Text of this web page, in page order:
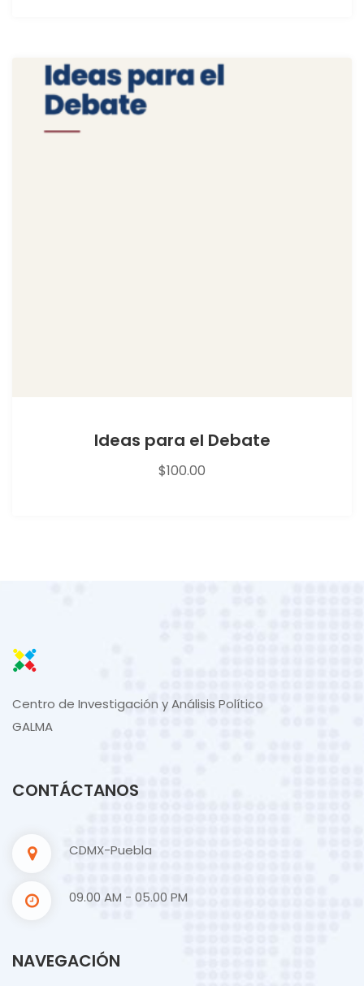
Ideas para el Debate
$100.00
Centro de Investigación y Análisis Político
GALMA
CONTÁCTANOS
CDMX-Puebla
09.00 AM - 05.00 PM
NAVEGACIÓN